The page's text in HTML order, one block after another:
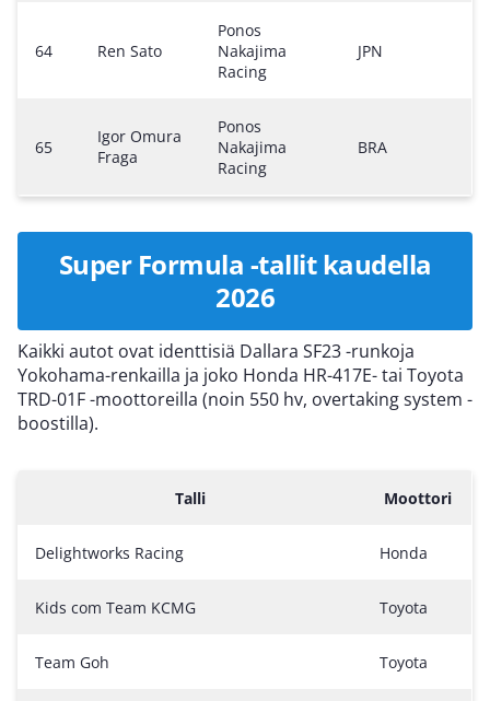
64 Ren Sato
Ponos
Nakajima
Racing
JPN
65
Igor Omura
Fraga
Ponos
Nakajima
Racing
BRA
Super Formula -tallit kaudella
2026
Kaikki autot ovat identtisiä Dallara SF23 -runkoja
Yokohama-renkailla ja joko Honda HR-417E- tai Toyota
TRD-01F -moottoreilla (noin 550 hv, overtaking system -
boostilla).
Talli Moottori
Delightworks Racing Honda
Kids com Team KCMG Toyota
Team Goh Toyota